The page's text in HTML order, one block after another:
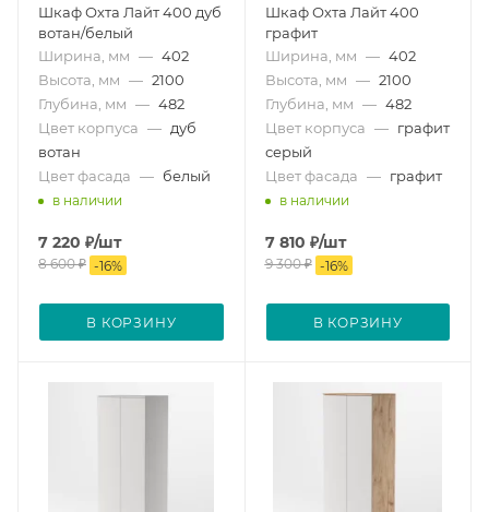
Шкаф Охта Лайт 400 дуб
вотан/белый
Ширина, мм — 402
Высота, мм — 2100
Глубина, мм — 482
Цвет корпуса — дуб
вотан
Цвет фасада — белый
в наличии
7 220 ₽/шт
8 600₽ -16%
В КОРЗИНУ
Шкаф Охта Лайт 400
графит
Ширина, мм — 402
Высота, мм — 2100
Глубина, мм — 482
Цвет корпуса — графит
серый
Цвет фасада — графит
в наличии
7 810 ₽/шт
9 300₽ -16%
В КОРЗИНУ